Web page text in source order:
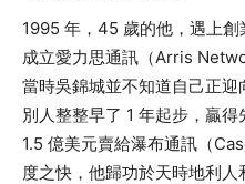
1995 年，45 歲的他，遇上創
成立愛力思通訊（Arris
當時吳錦城並不知道自己正
別人整整早了 1 年起步，贏
1.5 億美元賣給瀑布通訊（
度之快，他歸功於天時地利